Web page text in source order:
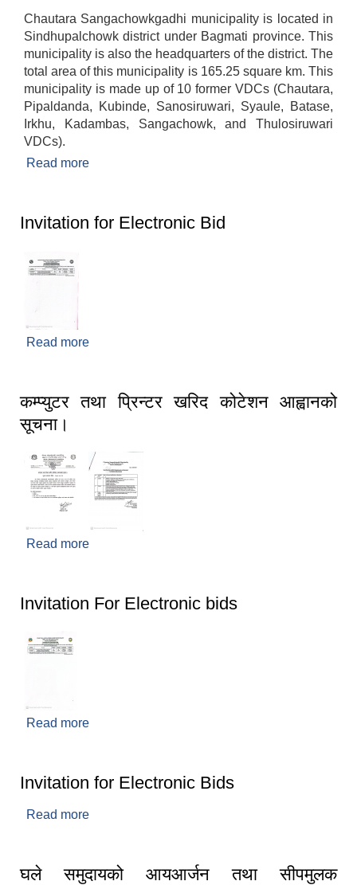
Chautara Sangachowkgadhi municipality is located in
Sindhupalchowk district under Bagmati province. This
municipality is also the headquarters of the district. The
total area of ​​this municipality is 165.25 square km. This
municipality is made up of 10 former VDCs (Chautara,
Pipaldanda, Kubinde, Sanosiruwari, Syaule, Batase,
Irkhu, Kadambas, Sangachowk, and Thulosiruwari
VDCs).
Read more
Invitation for Electronic Bid
Read more
कम्प्युटर तथा प्रिन्टर खरिद कोटेशन आह्वानको
सूचना।
Read more
Invitation For Electronic bids
Read more
Invitation for Electronic Bids
Read more
घले समुदायको आयआर्जन तथा सीपमुलक